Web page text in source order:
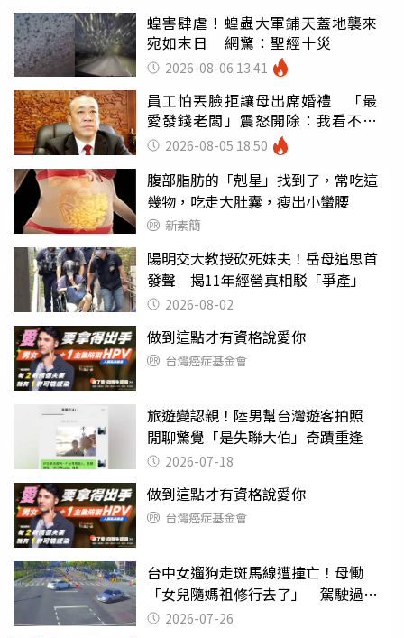
蝗害肆虐！蝗蟲大軍鋪天蓋地襲來
宛如末日 網驚：聖經十災
2026-08-06 13:41
員工怕丟臉拒讓母出席婚禮 「最
愛發錢老闆」震怒開除：我看不起
你 2026-08-05 18:50
腹部脂肪的「剋星」找到了，常吃這
幾物，吃走大肚囊，瘦出小蠻腰
新素簡
陽明交大教授砍死妹夫！岳母追思首
發聲 揭11年經營真相駁「爭產」
2026-08-02
做到這點才有資格說愛你
台灣癌症基金會
旅遊變認親！陸男幫台灣遊客拍照
閒聊驚覺「是失聯大伯」奇蹟重逢
2026-07-18
做到這點才有資格說愛你
台灣癌症基金會
台中女遛狗走斑馬線遭撞亡！母慟
「女兒隨媽祖修行去了」 駕駛過失
致死判9月
2026-07-26